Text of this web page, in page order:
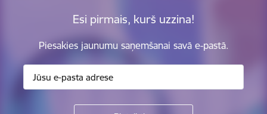
Esi pirmais, kurš uzzina!
Piesakies jaunumu saņemšanai savā e-pastā.